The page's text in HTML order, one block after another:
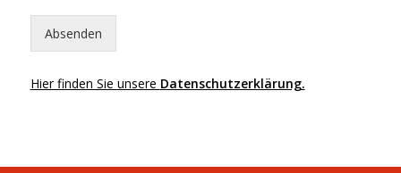
e
a
Absenden
Hier finden Sie unsere Datenschutzerklärung.